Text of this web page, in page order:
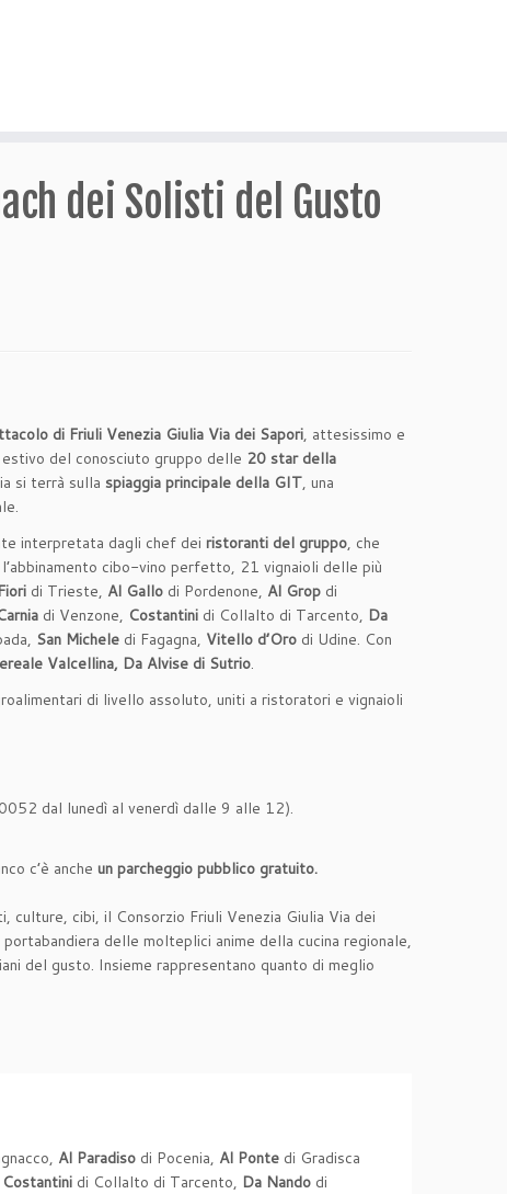
dei Solisti del Gusto
di Friuli Venezia Giulia Via dei Sapori, attesissimo e
del conosciuto gruppo delle 20 star della
si terrà sulla spiaggia principale della GIT, una
interpretata dagli chef dei ristoranti del gruppo, che
cibo-vino perfetto, 21 vignaioli delle più
di Trieste, Al Gallo di Pordenone, Al Grop di
di Venzone, Costantini di Collalto di Tarcento, Da
San Michele di Fagagna, Vitello d’Oro di Udine. Con
Valcellina, Da Alvise di Sutrio.
di livello assoluto, uniti a ristoratori e vignaioli
dal lunedì al venerdì dalle 9 alle 12).
c’è anche un parcheggio pubblico gratuito.
cibi, il Consorzio Friuli Venezia Giulia Via dei
delle molteplici anime della cucina regionale,
del gusto. Insieme rappresentano quanto di meglio
Al Paradiso di Pocenia, Al Ponte di Gradisca
Costantini di Collalto di Tarcento, Da Nando di